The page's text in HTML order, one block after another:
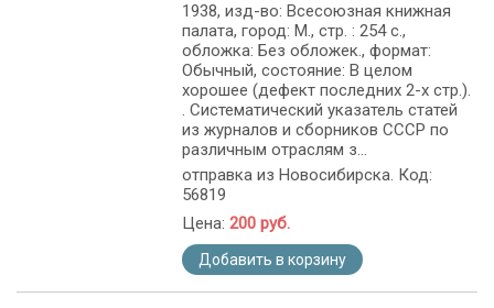
1938, изд-во: Всесоюзная книжная
палата, город: М., стр. : 254 с.,
обложка: Без обложек., формат:
Обычный, состояние: В целом
хорошее (дефект последних 2-х стр.).
. Систематический указатель статей
из журналов и сборников СССР по
различным отраслям з...
отправка из Новосибирска. Код:
56819
Цена: 200 руб.
Добавить в корзину